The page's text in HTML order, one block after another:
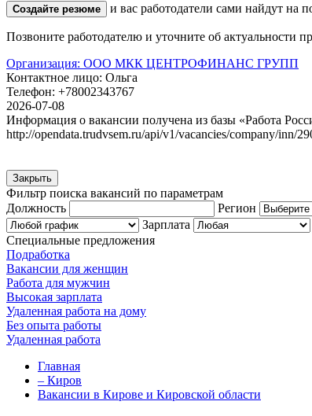
Создайте резюме и вас работодатели сами найдут на
Позвоните работодателю и уточните об актуальности
Организация: ООО МКК ЦЕНТРОФИНАНС ГРУПП
Контактное лицо: Ольга
Телефон: +78002343767
2026-07-08
Информация о вакансии получена из базы «Работа
http://opendata.trudvsem.ru/api/v1/vacancies/company/inn/
Закрыть
Фильтр поиска вакансий по параметрам
Должность
Регион
Зарплата
Специальные предложения
Подработка
Вакансии для женщин
Работа для мужчин
Высокая зарплата
Удаленная работа на дому
Без опыта работы
Удаленная работа
Главная
– Киров
Вакансии в Кирове и Кировской области